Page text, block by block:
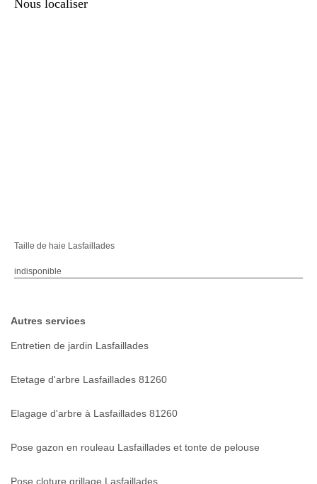
Nous localiser
Taille de haie Lasfaillades
indisponible
Autres services
Entretien de jardin Lasfaillades
Etetage d'arbre Lasfaillades 81260
Elagage d'arbre à Lasfaillades 81260
Pose gazon en rouleau Lasfaillades et tonte de pelouse
Pose cloture grillage Lasfaillades